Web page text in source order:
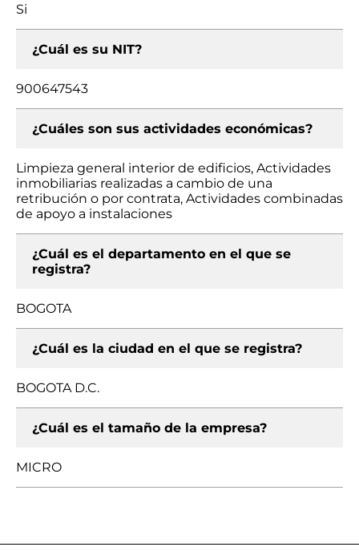
Si
¿Cuál es su NIT?
900647543
¿Cuáles son sus actividades económicas?
Limpieza general interior de edificios, Actividades
inmobiliarias realizadas a cambio de una
retribución o por contrata, Actividades combinadas
de apoyo a instalaciones
¿Cuál es el departamento en el que se
registra?
BOGOTA
¿Cuál es la ciudad en el que se registra?
BOGOTA D.C.
¿Cuál es el tamaño de la empresa?
MICRO